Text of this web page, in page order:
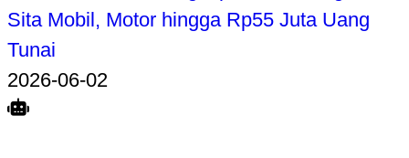
Sita Mobil, Motor hingga Rp55 Juta Uang
Tunai
2026-06-02